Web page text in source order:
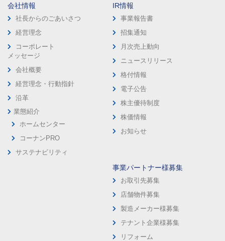
会社情報
社長からのごあいさつ
経営理念
コーポレート
メッセージ
会社概要
経営理念・行動指針
沿革
業態紹介
ホームセンター
コーナンPRO
サステナビリティ
IR情報
事業報告書
招集通知
月次売上動向
ニュースリリース
格付情報
電子公告
株主優待制度
株価情報
お知らせ
事業パートナー様募集
お取引先募集
店舗物件募集
製造メーカー様募集
テナント企業様募集
リフォーム